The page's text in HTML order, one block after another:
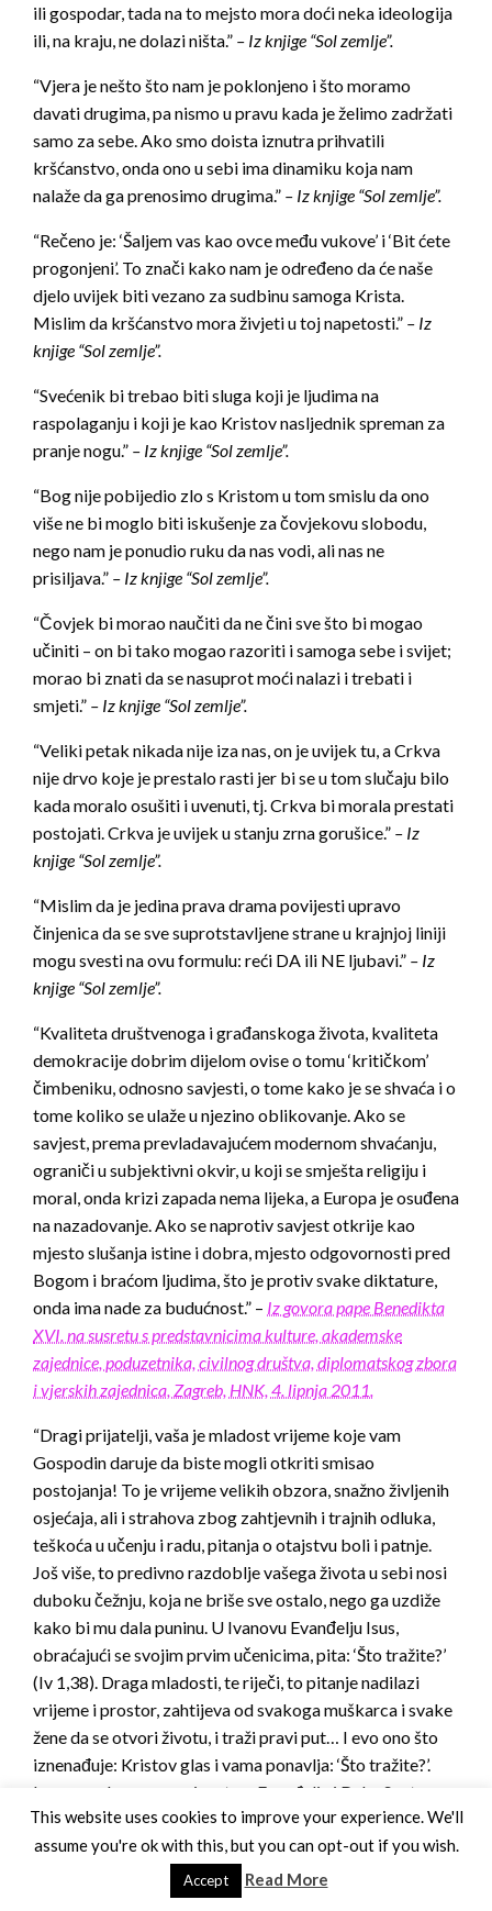
ili gospodar, tada na to mejsto mora doći neka ideologija
ili, na kraju, ne dolazi ništa.” – Iz knjige “Sol zemlje”.
“Vjera je nešto što nam je poklonjeno i što moramo
davati drugima, pa nismo u pravu kada je želimo zadržati
samo za sebe. Ako smo doista iznutra prihvatili
kršćanstvo, onda ono u sebi ima dinamiku koja nam
nalaže da ga prenosimo drugima.” – Iz knjige “Sol zemlje”.
“Rečeno je: ‘Šaljem vas kao ovce među vukove’ i ‘Bit ćete
progonjeni’. To znači kako nam je određeno da će naše
djelo uvijek biti vezano za sudbinu samoga Krista.
Mislim da kršćanstvo mora živjeti u toj napetosti.” – Iz
knjige “Sol zemlje”.
“Svećenik bi trebao biti sluga koji je ljudima na
raspolaganju i koji je kao Kristov nasljednik spreman za
pranje nogu.” – Iz knjige “Sol zemlje”.
“Bog nije pobijedio zlo s Kristom u tom smislu da ono
više ne bi moglo biti iskušenje za čovjekovu slobodu,
nego nam je ponudio ruku da nas vodi, ali nas ne
prisiljava.” – Iz knjige “Sol zemlje”.
“Čovjek bi morao naučiti da ne čini sve što bi mogao
učiniti – on bi tako mogao razoriti i samoga sebe i svijet;
morao bi znati da se nasuprot moći nalazi i trebati i
smjeti.” – Iz knjige “Sol zemlje”.
“Veliki petak nikada nije iza nas, on je uvijek tu, a Crkva
nije drvo koje je prestalo rasti jer bi se u tom slučaju bilo
kada moralo osušiti i uvenuti, tj. Crkva bi morala prestati
postojati. Crkva je uvijek u stanju zrna gorušice.” – Iz
knjige “Sol zemlje”.
“Mislim da je jedina prava drama povijesti upravo
činjenica da se sve suprotstavljene strane u krajnjoj liniji
mogu svesti na ovu formulu: reći DA ili NE ljubavi.” – Iz
knjige “Sol zemlje”.
“Kvaliteta društvenoga i građanskoga života, kvaliteta
demokracije dobrim dijelom ovise o tomu ‘kritičkom’
čimbeniku, odnosno savjesti, o tome kako je se shvaća i o
tome koliko se ulaže u njezino oblikovanje. Ako se
savjest, prema prevladavajućem modernom shvaćanju,
ograniči u subjektivni okvir, u koji se smješta religiju i
moral, onda krizi zapada nema lijeka, a Europa je osuđena
na nazadovanje. Ako se naprotiv savjest otkrije kao
mjesto slušanja istine i dobra, mjesto odgovornosti pred
Bogom i braćom ljudima, što je protiv svake diktature,
onda ima nade za budućnost.” – Iz govora pape Benedikta
XVI. na susretu s predstavnicima kulture, akademske
zajednice, poduzetnika, civilnog društva, diplomatskog zbora
i vjerskih zajednica, Zagreb, HNK, 4. lipnja 2011.
“Dragi prijatelji, vaša je mladost vrijeme koje vam
Gospodin daruje da biste mogli otkriti smisao
postojanja! To je vrijeme velikih obzora, snažno življenih
osjećaja, ali i strahova zbog zahtjevnih i trajnih odluka,
teškoća u učenju i radu, pitanja o otajstvu boli i patnje.
Još više, to predivno razdoblje vašega života u sebi nosi
duboku čežnju, koja ne briše sve ostalo, nego ga uzdiže
kako bi mu dala puninu. U Ivanovu Evanđelju Isus,
obraćajući se svojim prvim učenicima, pita: ‘Što tražite?’
(Iv 1,38). Draga mladosti, te riječi, to pitanje nadilazi
vrijeme i prostor, zahtijeva od svakoga muškarca i svake
žene da se otvori životu, i traži pravi put… I evo ono što
iznenađuje: Kristov glas i vama ponavlja: ‘Što tražite?’.
Isus vam danas govori: putem Evanđelja i Duha Svetoga,
da je On vaš suvremenik. On je onaj koji traži vas, prije
nego vi Njega! Potpuno poštujući vašu slobodu, On se
približava svakome od vas i predlaže sebe kao istinski i
odlučujući odgovor na onu čežnju koja prebiva u vašem
This website uses cookies to improve your experience. We'll
assume you're ok with this, but you can opt-out if you wish.
Accept Read More